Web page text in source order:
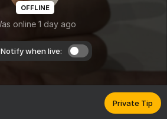
OFFLINE
online 1 day ago
Notify when live:
Private Tip